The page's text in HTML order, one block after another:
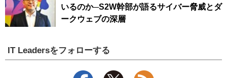
いるのか─S2W幹部が語るサイバー脅威とダ
ークウェブの深層
IT Leadersをフォローする